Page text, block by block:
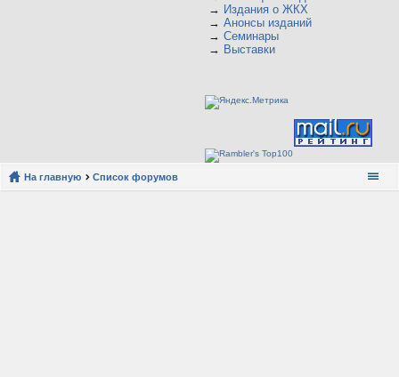
→ Издания о ЖКХ
→ Анонсы изданий
→ Семинары
→ Выставки
На главную Список форумов